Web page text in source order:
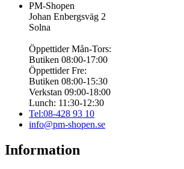
PM-Shopen
Johan Enbergsväg 2
Solna
Öppettider Mån-Tors:
Butiken 08:00-17:00
Öppettider Fre:
Butiken 08:00-15:30
Verkstan 09:00-18:00
Lunch: 11:30-12:30
Tel:08-428 93 10
info@pm-shopen.se
Information